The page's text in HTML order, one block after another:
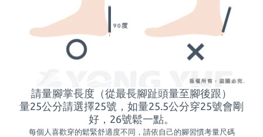
請量腳掌長度（從最長腳趾頭量至腳後跟）
量25公分請選擇25號，如量25.5公分穿25號會剛
好， 26號鬆一點。
每個人喜歡穿的鬆緊舒適度不同，請依自己的腳習慣考量尺碼